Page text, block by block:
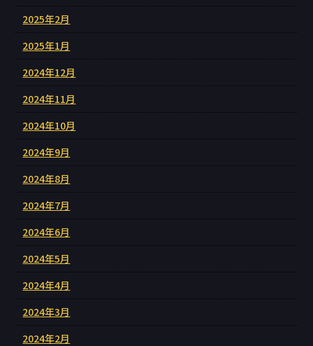
2025年2月
2025年1月
2024年12月
2024年11月
2024年10月
2024年9月
2024年8月
2024年7月
2024年6月
2024年5月
2024年4月
2024年3月
2024年2月